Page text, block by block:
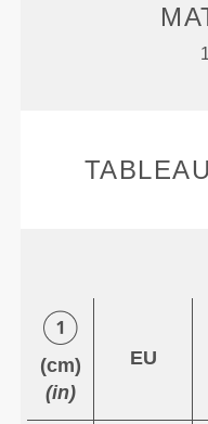
(cm)
(in)
EU